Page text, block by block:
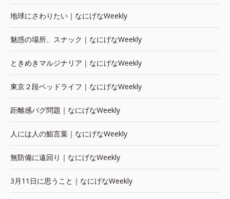
地球にさわりたい｜なにげなWeekly
魅惑の場所、スナック｜なにげなWeekly
ときめきマルジナリア｜なにげなWeekly
東京２段ベッドライフ｜なにげなWeekly
距離感バグ問題｜なにげなWeekly
人には人の鮨言葉｜なにげなWeekly
無防備に遠回り｜なにげなWeekly
3月11日に思うこと｜なにげなWeekly